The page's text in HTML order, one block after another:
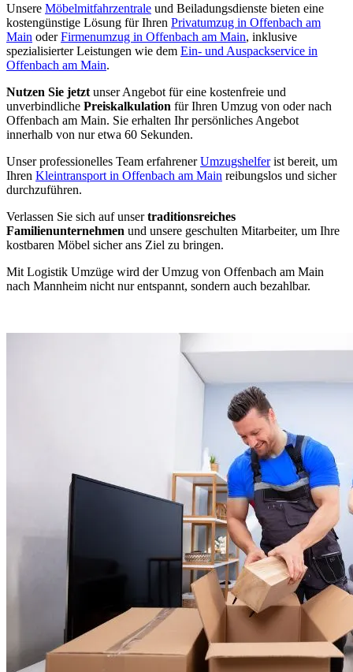
Unsere Möbelmitfahrzentrale und Beiladungsdienste bieten eine
kostengünstige Lösung für Ihren Privatumzug in Offenbach am
Main oderFirmenumzug in Offenbach am Main, inklusive
spezialisierter Leistungen wie dem Ein- und Auspackservice in
Offenbach am Main.
Nutzen Sie jetzt unser Angebot für eine kostenfreie und
unverbindliche Preiskalkulation für Ihren Umzug von oder nach
Offenbach am Main. Sie erhalten Ihr persönliches Angebot
innerhalb von nur etwa 60 Sekunden.
Unser professionelles Team erfahrenerUmzugshelferist bereit, um
Ihren Kleintransport in Offenbach am Main reibungslos und sicher
durchzuführen.
Verlassen Sie sich auf unsertraditionsreiches
Familienunternehmen und unsere geschulten Mitarbeiter, um Ihre
kostbaren Möbel sicher ans Ziel zu bringen.
Mit Logistik Umzüge wird der Umzug von Offenbach am Main
nach Mannheim nicht nur entspannt, sondern auch bezahlbar.